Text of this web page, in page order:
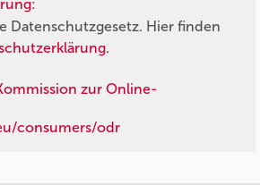
Datenschutzgesetz. Hier finden
zur Online-
consumers/odr